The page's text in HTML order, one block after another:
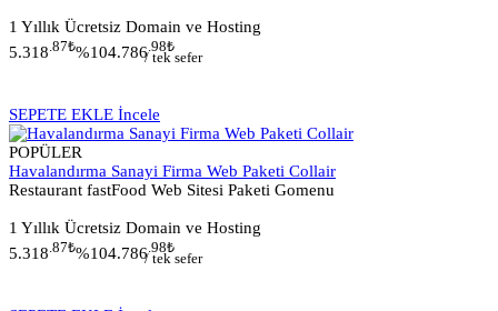
1 Yıllık Ücretsiz Domain ve Hosting
5.318.87₺%104.786.98₺
/ tek sefer
SEPETE EKLE İncele
POPÜLER
Havalandırma Sanayi Firma Web Paketi Collair
Restaurant fastFood Web Sitesi Paketi Gomenu
1 Yıllık Ücretsiz Domain ve Hosting
5.318.87₺%104.786.98₺
/ tek sefer